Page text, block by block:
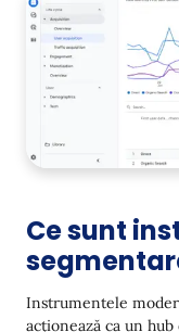
Ce sunt
Instrumentele
acționează ca un